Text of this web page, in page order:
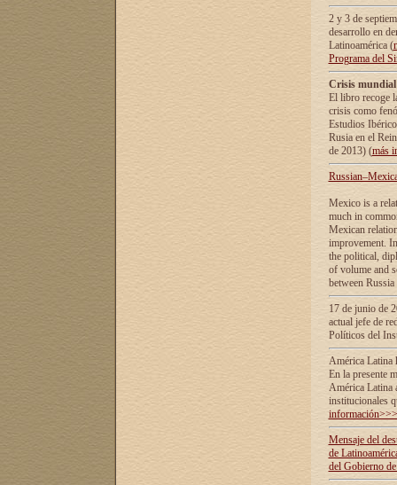
2 y 3 de
desarrollo en
Latinoamérica (
Programa del
Crisis
El libro recoge
crisis como
Estudios
Rusia en el
de 2013) (más
Mexico is a
much in
Mexican
improvement.
the political,
of volume and
between
17 de junio de
actual jefe de
Políticos del
América Latina
En la presente
América Latina
institucionales
información>>>
Mensaje del
de
del Gobierno